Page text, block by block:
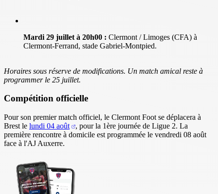
Mardi 29 juillet à 20h00 : Clermont / Limoges (CFA) à
Clermont-Ferrand, stade Gabriel-Montpied.
Horaires sous réserve de modifications. Un match amical reste à
programmer le 25 juillet.
Compétition officielle
Pour son premier match officiel, le Clermont Foot se déplacera à
Brest le lundi 04 août
, pour la 1ère journée de Ligue 2. La
première rencontre à domicile est programmée le vendredi 08 août
face à l'AJ Auxerre.